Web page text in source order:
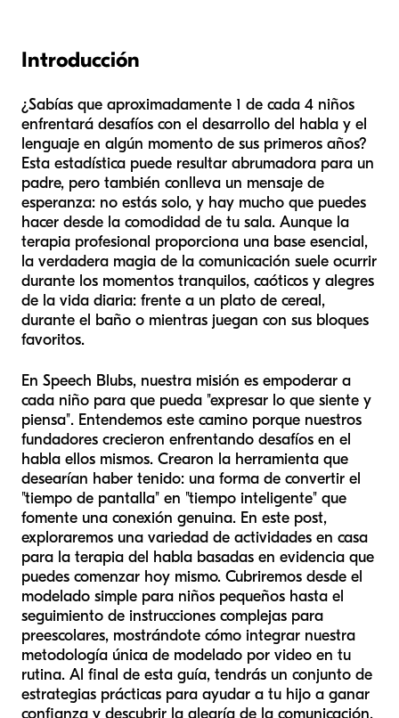
Introducción
¿Sabías que aproximadamente 1 de cada 4 niños
enfrentará desafíos con el desarrollo del habla y el
lenguaje en algún momento de sus primeros años?
Esta estadística puede resultar abrumadora para un
padre, pero también conlleva un mensaje de
esperanza: no estás solo, y hay mucho que puedes
hacer desde la comodidad de tu sala. Aunque la
terapia profesional proporciona una base esencial,
la verdadera magia de la comunicación suele ocurrir
durante los momentos tranquilos, caóticos y alegres
de la vida diaria: frente a un plato de cereal,
durante el baño o mientras juegan con sus bloques
favoritos.
En Speech Blubs, nuestra misión es empoderar a
cada niño para que pueda "expresar lo que siente y
piensa". Entendemos este camino porque nuestros
fundadores crecieron enfrentando desafíos en el
habla ellos mismos. Crearon la herramienta que
desearían haber tenido: una forma de convertir el
"tiempo de pantalla" en "tiempo inteligente" que
fomente una conexión genuina. En este post,
exploraremos una variedad de actividades en casa
para la terapia del habla basadas en evidencia que
puedes comenzar hoy mismo. Cubriremos desde el
modelado simple para niños pequeños hasta el
seguimiento de instrucciones complejas para
preescolares, mostrándote cómo integrar nuestra
metodología única de modelado por video en tu
rutina. Al final de esta guía, tendrás un conjunto de
estrategias prácticas para ayudar a tu hijo a ganar
confianza y descubrir la alegría de la comunicación.